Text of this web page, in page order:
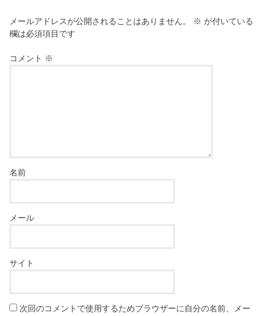
メールアドレスが公開されることはありません。 ※ が付いている
欄は必須項目です
コメント ※
名前
メール
サイト
次回のコメントで使用するためブラウザーに自分の名前、メー